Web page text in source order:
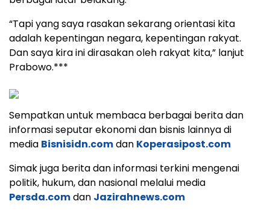
“Tapi yang saya rasakan sekarang orientasi kita
adalah kepentingan negara, kepentingan rakyat.
Dan saya kira ini dirasakan oleh rakyat kita,” lanjut
Prabowo.***
Sempatkan untuk membaca berbagai berita dan
informasi seputar ekonomi dan bisnis lainnya di
media Bisnisidn.comdan Koperasipost.com
Simak juga berita dan informasi terkini mengenai
politik, hukum, dan nasional melalui media
Persda.comdan Jazirahnews.com